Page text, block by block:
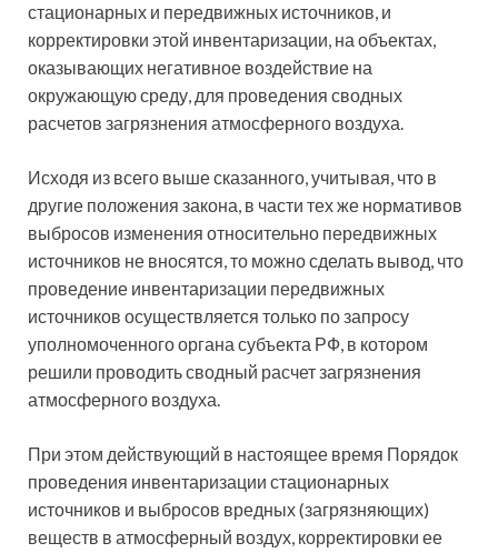
стационарных и передвижных источников, и
корректировки этой инвентаризации, на объектах,
оказывающих негативное воздействие на
окружающую среду, для проведения сводных
расчетов загрязнения атмосферного воздуха.
Исходя из всего выше сказанного, учитывая, что в
другие положения закона, в части тех же нормативов
выбросов изменения относительно передвижных
источников не вносятся, то можно сделать вывод, что
проведение инвентаризации передвижных
источников осуществляется только по запросу
уполномоченного органа субъекта РФ, в котором
решили проводить сводный расчет загрязнения
атмосферного воздуха.
При этом действующий в настоящее время Порядок
проведения инвентаризации стационарных
источников и выбросов вредных (загрязняющих)
веществ в атмосферный воздух, корректировки ее